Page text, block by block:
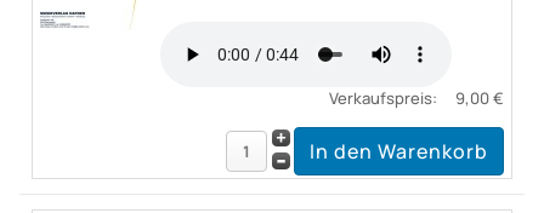
Verkaufspreis: 9,00 €